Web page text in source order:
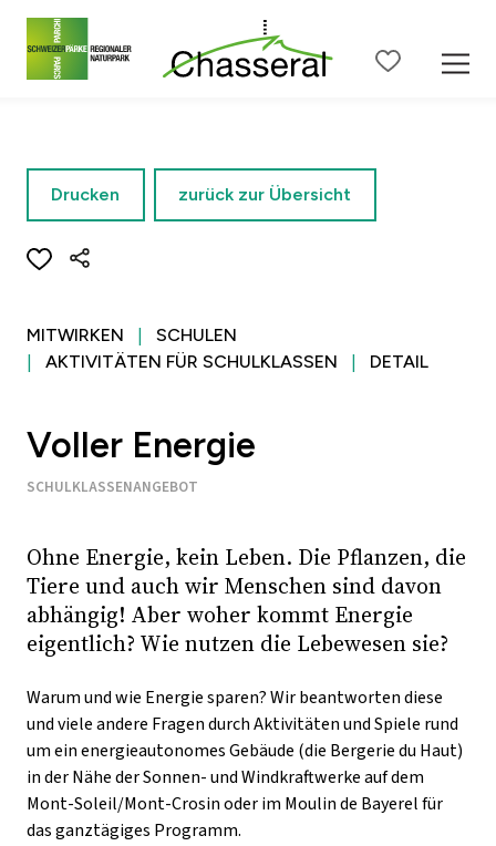
Zum Seiteninhalt
MITWIRKEN
SCHULEN
AKTIVITÄTEN FÜR SCHULKLASSEN
DETAIL
Drucken zurück zur Übersicht
Voller Energie
SCHULKLASSENANGEBOT
Ohne Energie, kein Leben. Die Pflanzen, die
Tiere und auch wir Menschen sind davon
abhängig! Aber woher kommt Energie
eigentlich? Wie nutzen die Lebewesen sie?
Warum und wie Energie sparen? Wir beantworten diese
und viele andere Fragen durch Aktivitäten und Spiele rund
um ein energieautonomes Gebäude (die Bergerie du Haut)
in der Nähe der Sonnen- und Windkraftwerke auf dem
Mont-Soleil/Mont-Crosin oder im Moulin de Bayerel für
das ganztägiges Programm.